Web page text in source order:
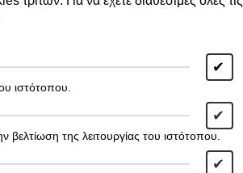
✔
ιστότοπου.
✔
βελτίωση της λειτουργίας του ιστότοπου.
✔